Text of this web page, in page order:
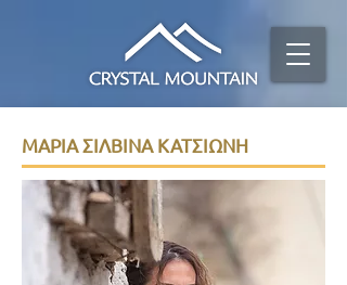
ΜΑΡΙΑ ΣΙΛΒΙΝΑ ΚΑΤΣΙΩΝΗ